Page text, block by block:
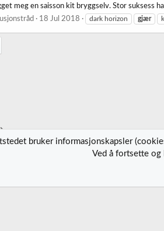
meg en saisson kit bryggselv. Stor suksess
18 Jul 2018 dark horizon gjær
bruker informasjonskapsler
Ved å fortsette og